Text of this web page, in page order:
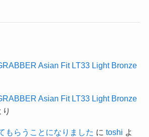
Asian Fit LT33 Light Bronze
Asian Fit LT33 Light Bronze
り
もらうことになりました に toshi よ